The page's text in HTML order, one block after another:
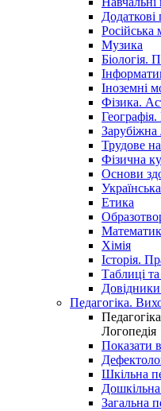
Додаткові
Російська
Музика
Біологія.
Іноземні
Фізика.
Зарубіжна
Трудове
Фізична
Основи
Етика
Хімія
Історія.
Таблиці
Педагогіка.
Логопедія
Показати
Шкільна
Дошкільна
Загальна